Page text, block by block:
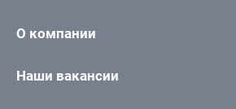
О компании
Наши вакансии